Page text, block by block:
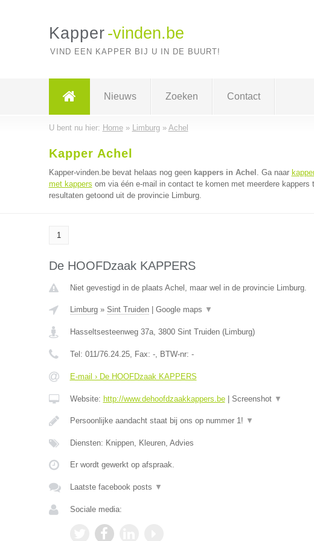
Kapper -vinden.be
VIND EEN KAPPER BIJ U IN DE BUURT!
Nieuws Zoeken Contact
U bent nu hier: Home» Limburg» Achel
Kapper Achel
Kapper-vinden.be bevat helaas nog geen kappers in Achel . Ga naar
met kappers om via één e-mail in contact te komen met meerdere kappers
resultaten getoond uit de provincie Limburg.
1
De HOOFDzaak KAPPERS
Niet gevestigd in de plaats Achel, maar wel in de provincie Limburg.
Limburg» Sint Truiden| Google maps ▼
Hasseltsesteenweg 37a, 3800 Sint Truiden(Limburg)
Tel: 011/76.24.25, Fax: -, BTW-nr: -
E-mail › De HOOFDzaak KAPPERS
Website: http://www.dehoofdzaakkappers.be| Screenshot ▼
Persoonlijke aandacht staat bij ons op nummer 1! ▼
Diensten: Knippen, Kleuren, Advies
Er wordt gewerkt op afspraak.
Laatste facebook posts ▼
Sociale media: